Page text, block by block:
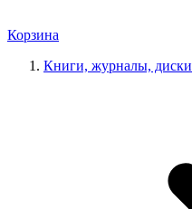
Корзина
Книги, журналы, диски